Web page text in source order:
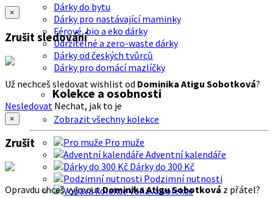
Dárky do bytu
Dárky pro nastávající maminky
Férové, bio a eko dárky
Udržitelné a zero-waste dárky
Dárky od českých tvůrců
Dárky pro domácí mazlíčky
Kolekce a osobnosti
Zobrazit všechny kolekce
Pro muže
Adventní kalendáře
Dárky do 300 Kč
Podzimní nutnosti
Voňavá kolekce
×
Zrušit sledování
Už nechceš sledovat wishlist od Dominika Atigu Sobotková?
Nesledovat Nechat, jak to je
×
Zrušit
Opravdu chceš vyjmoutDominika Atigu Sobotková z přátel?